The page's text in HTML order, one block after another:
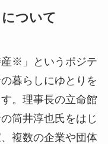
ついて
産※」というポジテ
暮らしにゆとりを
。理事長の立命館
筒井淳也氏をはじ
複数の企業や団体